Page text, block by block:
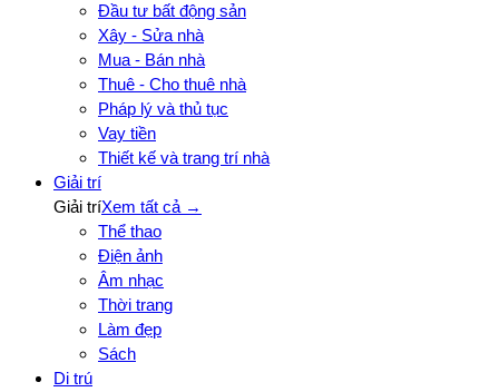
Đầu tư bất động sản
Xây - Sửa nhà
Mua - Bán nhà
Thuê - Cho thuê nhà
Pháp lý và thủ tục
Vay tiền
Thiết kế và trang trí nhà
Giải trí
Giải tríXem tất cả →
Thể thao
Điện ảnh
Âm nhạc
Thời trang
Làm đẹp
Sách
Di trú